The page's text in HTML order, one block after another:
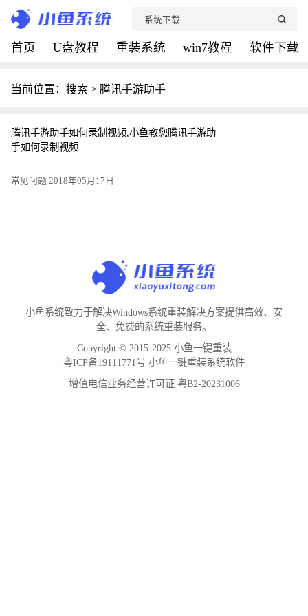
首页 U盘教程 重装系统 win7教程 软件下载
当前位置：搜索 > 腾讯手游助手
腾讯手游助手如何录制视频,小鱼教您腾讯手游助
手如何录制视频
常见问题 2018年05月17日
小鱼系统致力于解决Windows系统重装解决方案提供高效、安
全、免费的系统重装服务。
Copyright © 2015-2025 小鱼一键重装
粤ICP备19111771号 小鱼一键重装系统软件
增值电信业务经营许可证 粤B2-20231006